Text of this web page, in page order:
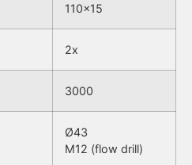
110×15
2x
3000
Ø43
M12 (flow drill)